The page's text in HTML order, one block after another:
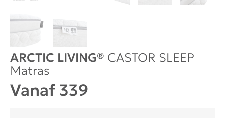
ARCTIC LIVING® CASTOR SLEEP
Matras
Vanaf 339